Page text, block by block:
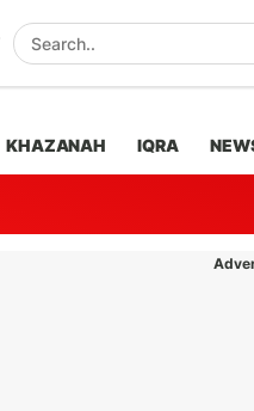
KHAZANAH IQRA